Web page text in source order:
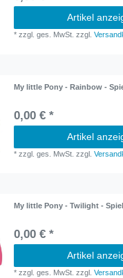
Artikel
*zzgl. ges. MwSt. zzgl.
My little Pony - Rainbow -
0,00 € *
Artikel
*zzgl. ges. MwSt. zzgl.
My little Pony - Twilight -
0,00 € *
Artikel
*zzgl. ges. MwSt. zzgl.